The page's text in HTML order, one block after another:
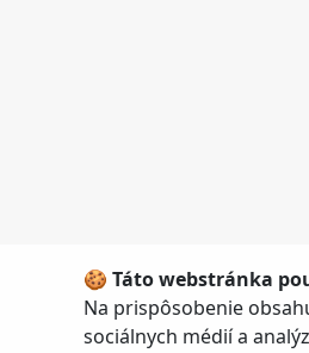
🍪 Táto webstránka
Na prispôsobenie
sociálnych médií a